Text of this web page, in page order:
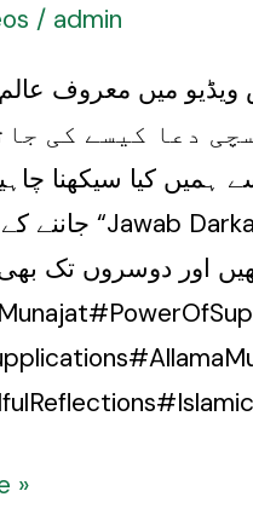
/ admin
میں معروف عالم
دعا کیسے کی
ہمیں کیا سیکھنا
اور دوسروں تک بھی
»